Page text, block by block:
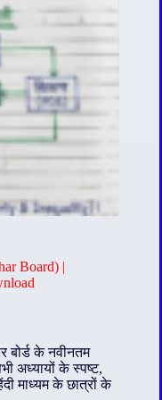
Board) |
बोर्ड के नवीनतम
अध्यायों के स्पष्ट,
माध्यम के छात्रों के